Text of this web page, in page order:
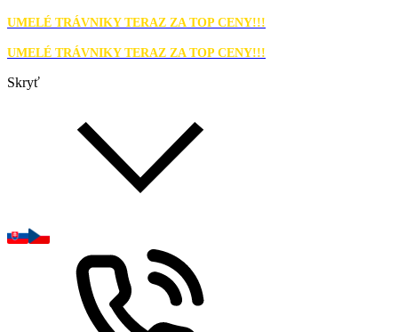
UMELÉ TRÁVNIKY TERAZ ZA TOP CENY!!!
UMELÉ TRÁVNIKY TERAZ ZA TOP CENY!!!
Skryť